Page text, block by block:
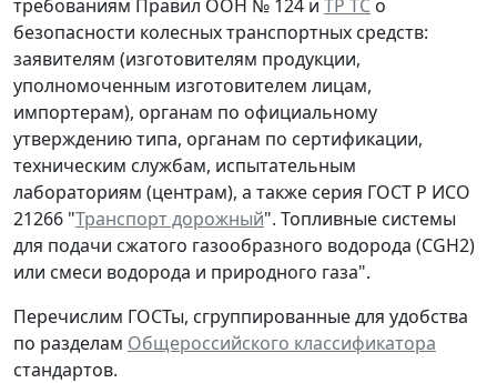
требованиям Правил ООН № 124 и ТР ТС о
безопасности колесных транспортных средств:
заявителям (изготовителям продукции,
уполномоченным изготовителем лицам,
импортерам), органам по официальному
утверждению типа, органам по сертификации,
техническим службам, испытательным
лабораториям (центрам), а также серия ГОСТ Р ИСО
21266 "Транспорт дорожный". Топливные системы
для подачи сжатого газообразного водорода (CGH2)
или смеси водорода и природного газа".
Перечислим ГОСТы, сгруппированные для удобства
по разделам Общероссийского классификатора
стандартов.